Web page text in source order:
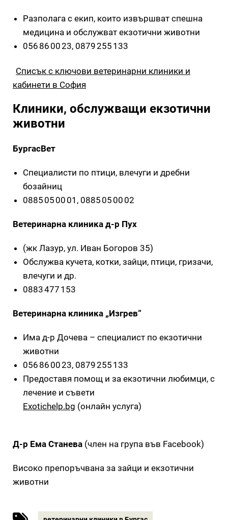
Разполага с екип, които извършват спешна
медицина и обслужват екзотични животни
056 86 00 23, 0879 255 133
Списък с ключови ветеринарни клиники и
кабинети в София
Клиники, обслужващи екзотични
животни
БургасВет
Специалисти по птици, влечуги и дребни
бозайниц
0885 05 00 01, 0885 05 00 02
Ветеринарна клиника д-р Пух
(жк Лазур, ул. Иван Богоров 35)
Обслужва кучета, котки, зайци, птици, гризачи,
влечуги и др.
0883 477 153
Ветеринарна клиника „Изгрев“
Има д-р Дочева – специалист по екзотични
животни
056 86 00 23, 0879 255 133
Предоставя помощ и за екзотични любимци, с
лечение и съвети
Exotichelp.bg (онлайн услуга)
Д-р Ема Станева (член на група във Facebook)
Високо препоръчвана за зайци и екзотични
животни